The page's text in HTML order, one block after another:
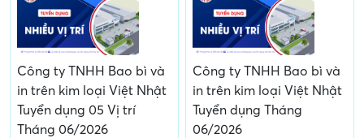
Công ty TNHH Bao bì và
in trên kim loại Việt Nhật
Tuyển dụng 05 Vị trí
Tháng 06/2026
Công ty TNHH Bao bì và
in trên kim loại Việt Nhật
Tuyển dụng Tháng
06/2026